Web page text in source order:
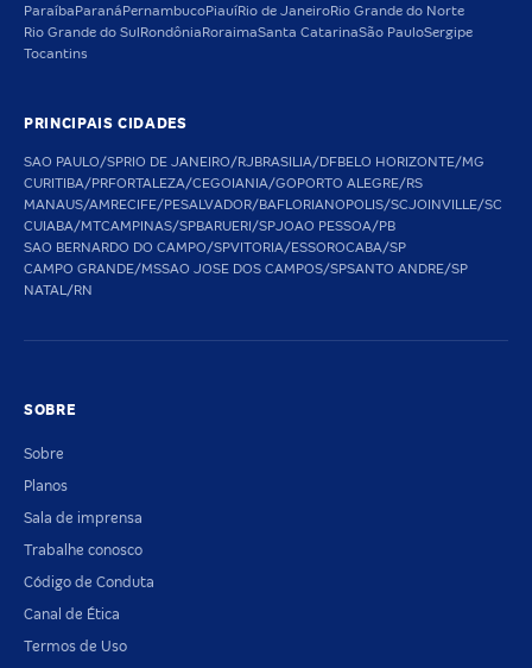
Paraíba Paraná PernambucoPiauíRio de JaneiroRio Grande do Norte
Rio Grande do Sul Rondônia RoraimaSanta CatarinaSão PauloSergipe
Tocantins
PRINCIPAIS CIDADES
SAO PAULO/SPRIO DE JANEIRO/RJBRASILIA/DFBELO HORIZONTE/MG
CURITIBA/PRFORTALEZA/CEGOIANIA/GOPORTO ALEGRE/RS
MANAUS/AMRECIFE/PESALVADOR/BAFLORIANOPOLIS/SCJOINVILLE/SC
CUIABA/MTCAMPINAS/SPBARUERI/SPJOAO PESSOA/PB
SAO BERNARDO DO CAMPO/SPVITORIA/ESSOROCABA/SP
CAMPO GRANDE/MSSAO JOSE DOS CAMPOS/SPSANTO ANDRE/SP
NATAL/RN
SOBRE
Sobre
Planos
Sala de imprensa
Trabalhe conosco
Código de Conduta
Canal de Ética
Termos de Uso